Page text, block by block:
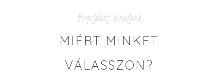
Megoldást kínálunk
MIÉRT MINKET
VÁLASSZON?